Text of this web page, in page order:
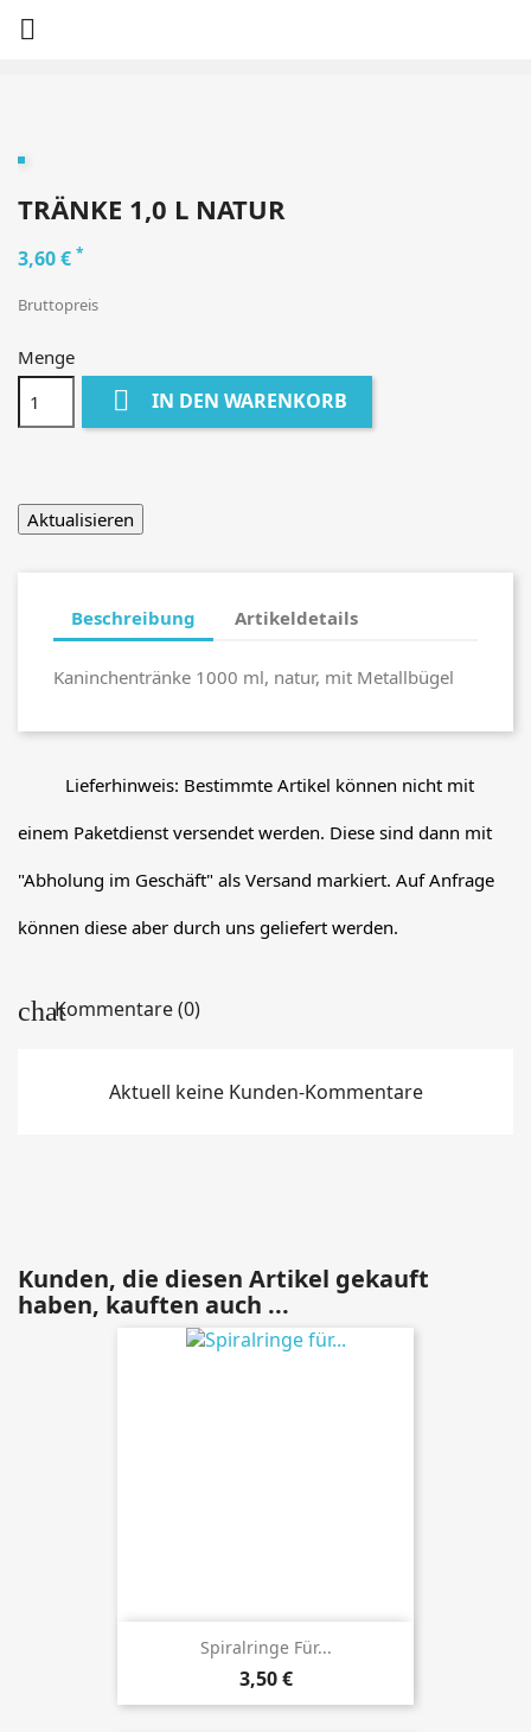

TRÄNKE 1,0 L NATUR
3,60 € *
Bruttopreis
Menge
 IN DEN WARENKORB
Beschreibung Artikeldetails
Kaninchentränke 1000 ml, natur, mit Metallbügel
Lieferhinweis: Bestimmte Artikel können nicht mit
einem Paketdienst versendet werden. Diese sind dann mit
"Abholung im Geschäft" als Versand markiert. Auf Anfrage
können diese aber durch uns geliefert werden.
Kommentare (0)
Aktuell keine Kunden-Kommentare
Kunden, die diesen Artikel gekauft
haben, kauften auch ...
Spiralringe Für...
Preis
3,50 €